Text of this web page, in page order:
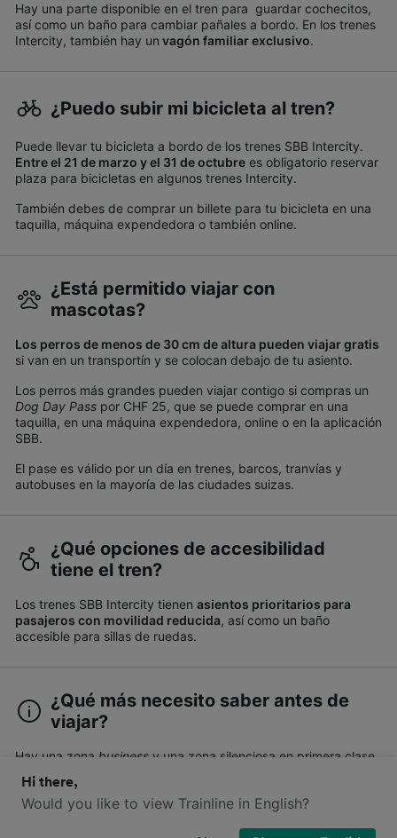
Hay una parte disponible en el tren para guardar cochecitos,
así como un baño para cambiar pañales a bordo. En los trenes
Intercity, también hay un vagón familiar exclusivo.
¿Puedo subir mi bicicleta al tren?
Puede llevar tu bicicleta a bordo de los trenes SBB Intercity.
Entre el 21 de marzo y el 31 de octubre es obligatorio reservar
plaza para bicicletas en algunos trenes Intercity.
También debes de comprar un billete para tu bicicleta en una
taquilla, máquina expendedora o también online.
¿Está permitido viajar con
mascotas?
Los perros de menos de 30 cm de altura pueden viajar gratis
si van en un transportín y se colocan debajo de tu asiento.
Los perros más grandes pueden viajar contigo si compras un
Dog Day Pass por CHF 25, que se puede comprar en una
taquilla, en una máquina expendedora, online o en la aplicación
SBB.
El pase es válido por un día en trenes, barcos, tranvías y
autobuses en la mayoría de las ciudades suizas.
¿Qué opciones de accesibilidad
tiene el tren?
Los trenes SBB Intercity tienen asientos prioritarios para
pasajeros con movilidad reducida, así como un baño
accesible para sillas de ruedas.
¿Qué más necesito saber antes de
viajar?
Hay una zona business y una zona silenciosa en primera clase
Hi there,
Would you like to view Trainline in English?